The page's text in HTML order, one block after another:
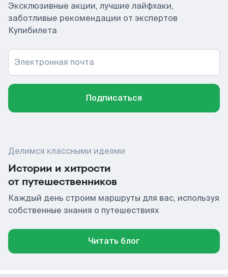
Эксклюзивные акции, лучшие лайфхаки,
заботливые рекомендации от экспертов
Купибилета
Электронная почта
Подписаться
Делимся классными идеями
Истории и хитрости
от путешественников
Каждый день строим маршруты для вас, используя
собственные знания о путешествиях
Читать блог